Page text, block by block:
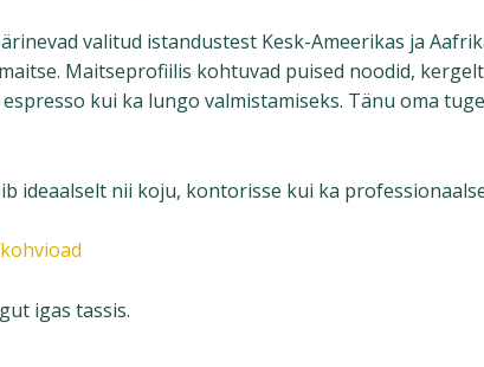
valitud istandustest Kesk-Ameerikas ja
Maitseprofiilis kohtuvad puised noodid,
kui ka lungo valmistamiseks. Tänu oma
ideaalselt nii koju, kontorisse kui ka
igas tassis.